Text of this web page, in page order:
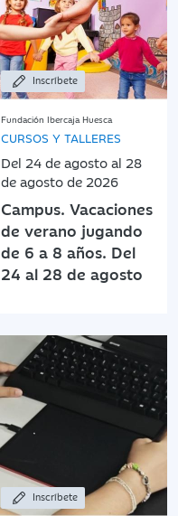
Inscríbete
Fundación Ibercaja Huesca
CURSOS Y TALLERES
Del 24 de agosto al 28
de agosto de 2026
Campus. Vacaciones
de verano jugando
de 6 a 8 años. Del
24 al 28 de agosto
Inscríbete